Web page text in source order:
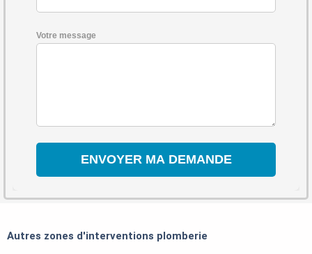
Votre message
Autres zones d'interventions plomberie